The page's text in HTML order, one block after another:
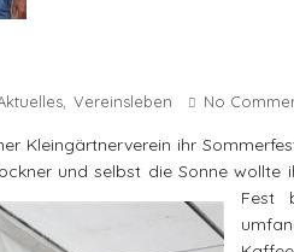
Vereinsleben No
Kleingärtnerverein ihr
und selbst die Sonne
Fest